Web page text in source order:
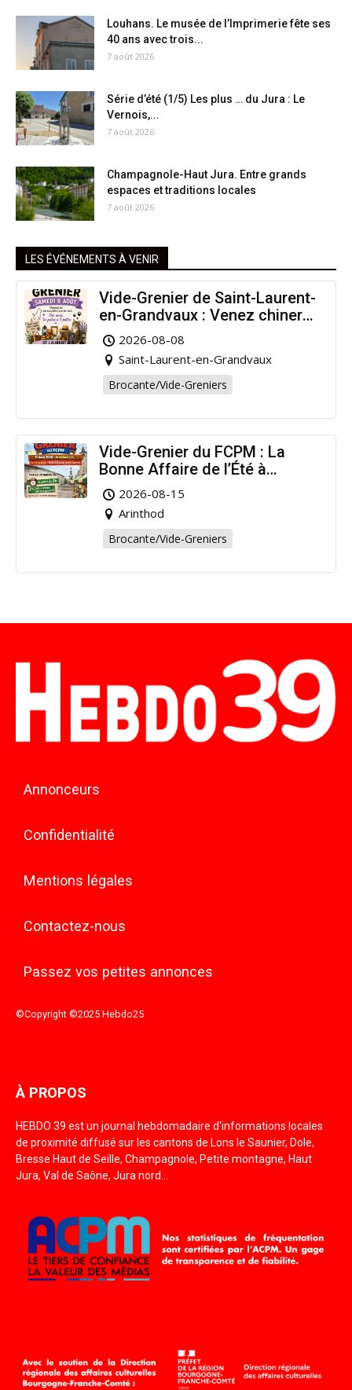
Louhans. Le musée de l’Imprimerie fête ses
40 ans avec trois...
7 août 2026
Série d’été (1/5) Les plus … du Jura : Le
Vernois,...
7 août 2026
Champagnole-Haut Jura. Entre grands
espaces et traditions locales
7 août 2026
LES ÉVÉNEMENTS À VENIR
Vide-Grenier de Saint-Laurent-
en-Grandvaux : Venez chiner
pour la bonne cause !
2026-08-08
Saint-Laurent-en-Grandvaux
Brocante/Vide-Greniers
Vide-Grenier du FCPM : La
Bonne Affaire de l’Été à
Arinthod !
2026-08-15
Arinthod
Brocante/Vide-Greniers